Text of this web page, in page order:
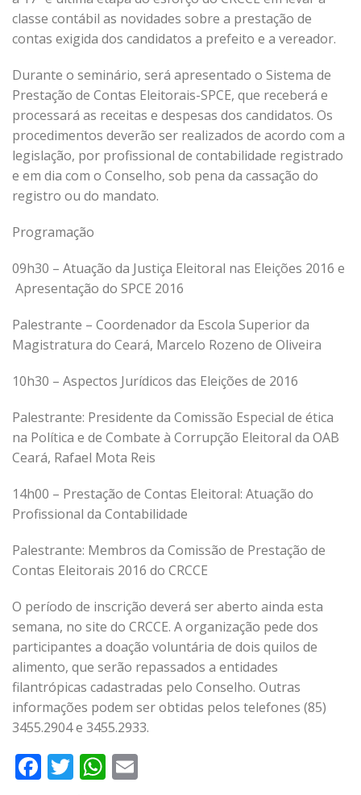
classe contábil as novidades sobre a prestação de
contas exigida dos candidatos a prefeito e a vereador.
Durante o seminário, será apresentado o Sistema de
Prestação de Contas Eleitorais-SPCE, que receberá e
processará as receitas e despesas dos candidatos. Os
procedimentos deverão ser realizados de acordo com a
legislação, por profissional de contabilidade registrado
e em dia com o Conselho, sob pena da cassação do
registro ou do mandato.
Programação
09h30 – Atuação da Justiça Eleitoral nas Eleições 2016 e
Apresentação do SPCE 2016
Palestrante – Coordenador da Escola Superior da
Magistratura do Ceará, Marcelo Rozeno de Oliveira
10h30 – Aspectos Jurídicos das Eleições de 2016
Palestrante: Presidente da Comissão Especial de ética
na Política e de Combate à Corrupção Eleitoral da OAB
Ceará, Rafael Mota Reis
14h00 – Prestação de Contas Eleitoral: Atuação do
Profissional da Contabilidade
Palestrante: Membros da Comissão de Prestação de
Contas Eleitorais 2016 do CRCCE
O período de inscrição deverá ser aberto ainda esta
semana, no site do CRCCE. A organização pede dos
participantes a doação voluntária de dois quilos de
alimento, que serão repassados a entidades
filantrópicas cadastradas pelo Conselho. Outras
informações podem ser obtidas pelos telefones (85)
3455.2904 e 3455.2933.
Facebook
TwitterWhatsApp